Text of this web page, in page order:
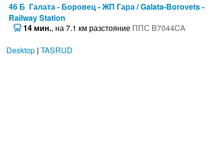
46 Б Галата - Боровец - ЖП Гара / Galata-Borovets -
Railway Station
14 мин., на 7.1 км разстояние ППС B7044CA
Desktop| TASRUD